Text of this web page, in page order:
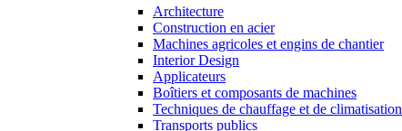
Architecture
Construction en acier
Machines agricoles et engins de chantier
Interior Design
Applicateurs
Boîtiers et composants de machines
Techniques de chauffage et de climatisation
Transports publics